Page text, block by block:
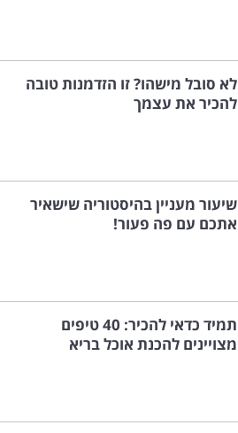
לא סובל מישהו? זו הזדמנות טובה
להכיר את עצמך
שיעור מעניין בהיסטוריה שישאיר
אתכם עם פה פעור!
תמיד כדאי להכיר: 40 טיפים
מצויינים להכנת אוכל בריא